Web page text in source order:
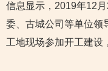
信息显示，2019年12
委、古城公司等单位领
工地现场参加开工建设